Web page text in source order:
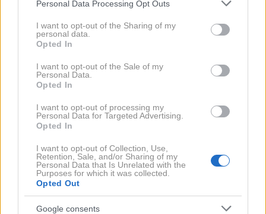
not limited to your visit or usage behaviour. You may click to
grant or deny consent to Google and its third-party tags to
use your data for below specified purposes in below Google
consent section.
Personal Data Processing Opt Outs
I want to opt-out of the Sharing of my
personal data.
Opted In
I want to opt-out of the Sale of my
Personal Data.
Opted In
I want to opt-out of processing my
Personal Data for Targeted Advertising.
Opted In
I want to opt-out of Collection, Use,
Retention, Sale, and/or Sharing of my
Personal Data that Is Unrelated with the
Purposes for which it was collected.
Opted Out
Google consents
08/08/2026 | 12:51:20
NEWS
Συγκινεί ο Παπαμιχαήλ: Το
τον θάνατο του πατέρα του
08/08/2026 | 11:32:59
Επιτέλους! Αυτή είναι η
αλήθεια για Μάστορα-
Καληφώνη- Τι πραγματικά
συμβαίνει ανάμεσα τους